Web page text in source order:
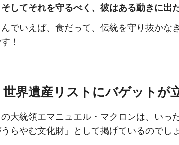
してそれを守るべく、彼はある動きに出
でいえば、食だって、伝統を守り抜かな
！
世界遺産リストにバゲットが
大統領エマニュエル・マクロンは、いっ
らやむ文化財」として掲げているのでしょ